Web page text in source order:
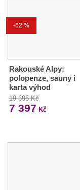
-62 %
Rakouské Alpy:
polopenze, sauny i
karta výhod
19 695 Kč
7 397 Kč